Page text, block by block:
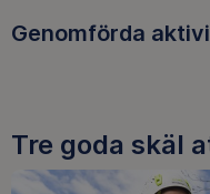
Genomförda
Tre goda skäl